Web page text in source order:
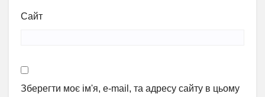
Сайт
Зберегти моє ім'я, e-mail, та адресу сайту в цьому